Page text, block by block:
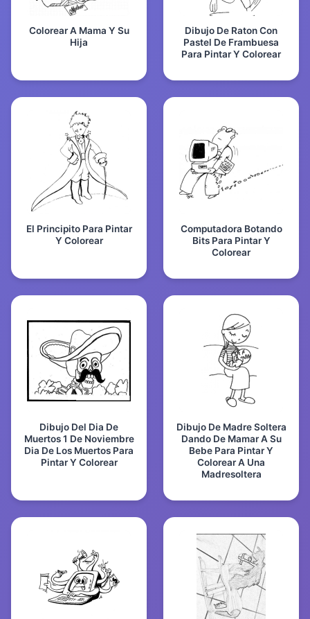
Colorear A Mama Y Su
Hija
Dibujo De Raton Con
Pastel De Frambuesa
Para Pintar Y Colorear
El Principito Para Pintar
Y Colorear
Computadora Botando
Bits Para Pintar Y
Colorear
Dibujo Del Dia De
Muertos 1 De Noviembre
Dia De Los Muertos Para
Pintar Y Colorear
Dibujo De Madre Soltera
Dando De Mamar A Su
Bebe Para Pintar Y
Colorear A Una
Madresoltera